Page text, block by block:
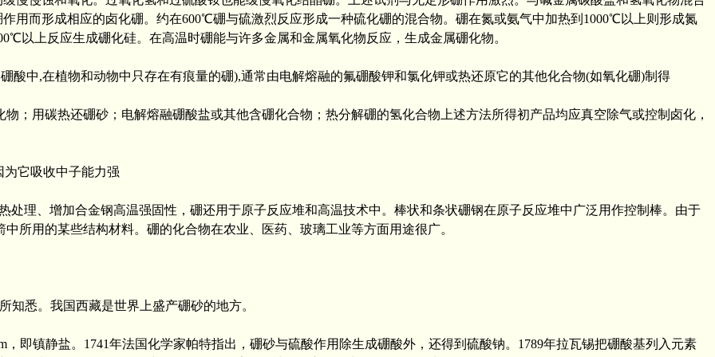
作用而形成相应的卤化硼。约在600℃硼与硫激烈反应形成一种硫化硼的混合物。硼在氮或氨气中加热到1000℃以上则形成氮
以上反应生成硼化硅。在高温时硼能与许多金属和金属氧化物反应，生成金属硼化物。
酸中,在植物和动物中只存在有痕量的硼),通常由电解熔融的氟硼酸钾和氯化钾或热还原它的其他化合物(如氧化硼)制得
；用碳热还硼砂；电解熔融硼酸盐或其他含硼化合物；热分解硼的氢化合物上述方法所得初产品均应真空除气或控制卤化，
它吸收中子能力强
处理、增加合金钢高温强固性，硼还用于原子反应堆和高温技术中。棒状和条状硼钢在原子反应堆中广泛用作控制棒。由于
所用的某些结构材料。硼的化合物在农业、医药、玻璃工业等方面用途很广。
知悉。我国西藏是世界上盛产硼砂的地方。
，即镇静盐。1741年法国化学家帕特指出，硼砂与硫酸作用除生成硼酸外，还得到硫酸钠。1789年拉瓦锡把硼酸基列入元素